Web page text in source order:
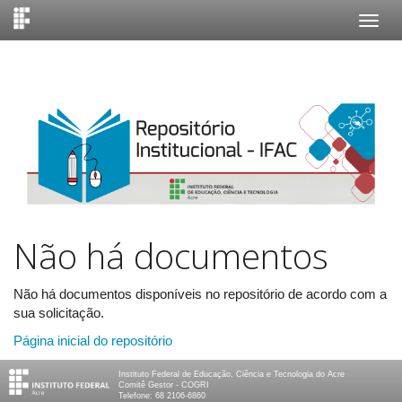
Não há documentos
Não há documentos disponíveis no repositório de acordo com a
sua solicitação.
Página inicial do repositório
Instituto Federal de Educação, Ciência e Tecnologia do Acre
Comitê Gestor - COGRI
Telefone: 68 2106-6860